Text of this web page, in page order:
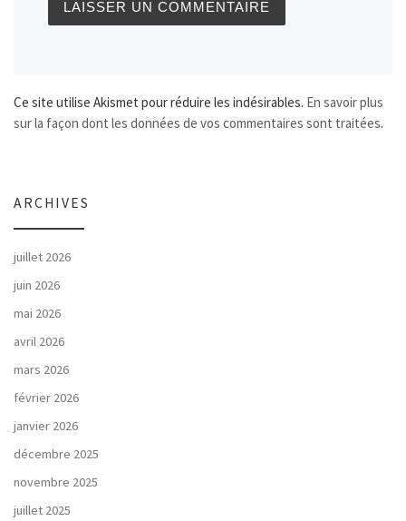
Ce site utilise Akismet pour réduire les indésirables. En savoir plus
sur la façon dont les données de vos commentaires sont traitées.
ARCHIVES
juillet 2026
juin 2026
mai 2026
avril 2026
mars 2026
février 2026
janvier 2026
décembre 2025
novembre 2025
juillet 2025